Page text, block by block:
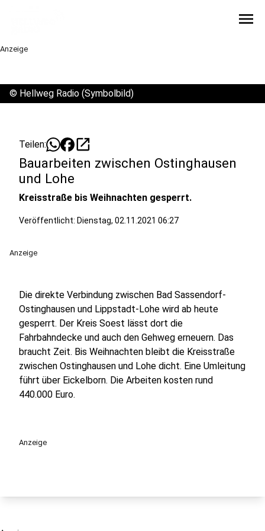
menu
Anzeige
© Hellweg Radio (Symbolbild)
Teilen: open_in_new
Bauarbeiten zwischen Ostinghausen
und Lohe
Kreisstraße bis Weihnachten gesperrt.
Veröffentlicht: Dienstag, 02.11.2021 06:27
Anzeige
Die direkte Verbindung zwischen Bad Sassendorf-
Ostinghausen und Lippstadt-Lohe wird ab heute
gesperrt. Der Kreis Soest lässt dort die
Fahrbahndecke und auch den Gehweg erneuern. Das
braucht Zeit. Bis Weihnachten bleibt die Kreisstraße
zwischen Ostinghausen und Lohe dicht. Eine Umleitung
führt über Eickelborn. Die Arbeiten kosten rund
440.000 Euro.
Anzeige